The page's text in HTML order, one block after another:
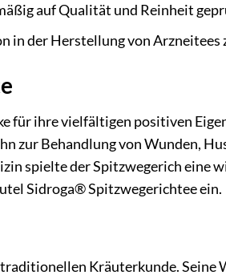
auf Qualität und Reinheit
in der Herstellung von Arzneitees
für ihre vielfältigen positiven
zur Behandlung von Wunden,
spielte der Spitzwegerich eine
Sidroga® Spitzwegerichtee ein.
Kräuterkunde. Seine